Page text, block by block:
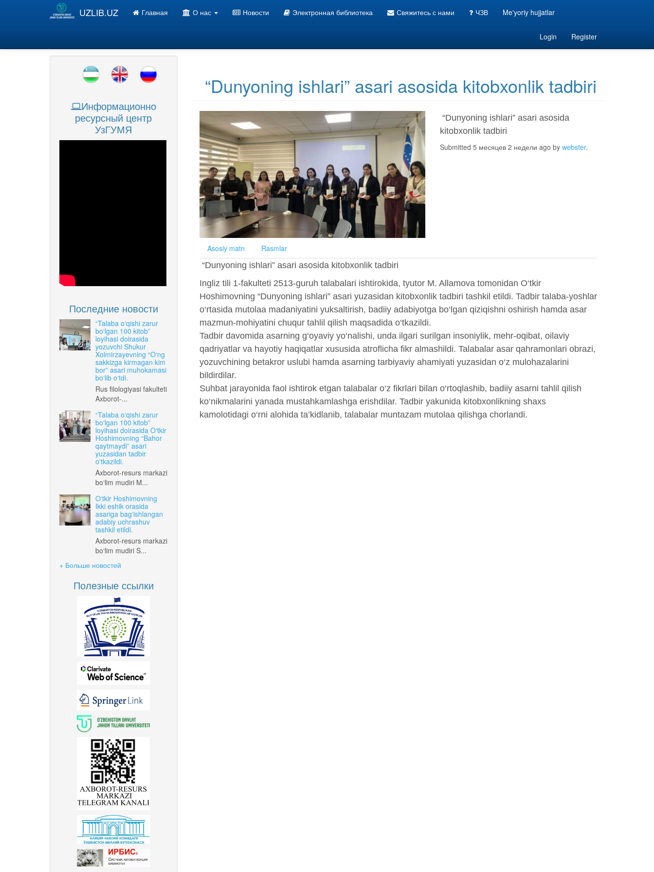
Перейти к основному содержанию
UZLIB.UZ Главная О нас Новости Электронная библиотека Свяжитесь с нами ЧЗВ Me'yoriy hujjatlar
Login Register
“Dunyoning ishlari” asari asosida kitobxonlik tadbiri
“Dunyoning ishlari” asari asosida
kitobxonlik tadbiri
Submitted 5 месяцев 2 недели ago by webster.
Asosiy matn
Rasmlar
“Dunyoning ishlari” asari asosida kitobxonlik tadbiri
Ingliz tili 1-fakulteti 2513-guruh talabalari ishtirokida, tyutor M. Allamova tomonidan O‘tkir
Hoshimovning “Dunyoning ishlari” asari yuzasidan kitobxonlik tadbiri tashkil etildi. Tadbir talaba-yoshlar
o‘rtasida mutolaa madaniyatini yuksaltirish, badiiy adabiyotga bo‘lgan qiziqishni oshirish hamda asar
mazmun-mohiyatini chuqur tahlil qilish maqsadida o‘tkazildi.
Tadbir davomida asarning g‘oyaviy yo‘nalishi, unda ilgari surilgan insoniylik, mehr-oqibat, oilaviy
qadriyatlar va hayotiy haqiqatlar xususida atroflicha fikr almashildi. Talabalar asar qahramonlari obrazi,
yozuvchining betakror uslubi hamda asarning tarbiyaviy ahamiyati yuzasidan o‘z mulohazalarini
bildirdilar.
Suhbat jarayonida faol ishtirok etgan talabalar o‘z fikrlari bilan o‘rtoqlashib, badiiy asarni tahlil qilish
ko‘nikmalarini yanada mustahkamlashga erishdilar. Tadbir yakunida kitobxonlikning shaxs
kamolotidagi o‘rni alohida ta’kidlanib, talabalar muntazam mutolaa qilishga chorlandi.
Информационно
ресурсный центр
УзГУМЯ
Последние новости
“Talaba o‘qishi zarur
bo‘lgan 100 kitob”
loyihasi doirasida
yozuvchi Shukur
Xolmirzayevning “O‘ng
sakkizga kirmagan kim
bor” asari muhokamasi
bo‘lib o‘tdi.
Rus filologiyasi fakulteti
Axborot-...
“Talaba o‘qishi zarur
bo‘lgan 100 kitob”
loyihasi doirasida O‘tkir
Hoshimovning “Bahor
qaytmaydi” asari
yuzasidan tadbir
o‘tkazildi.
Axborot-resurs markazi
bo‘lim mudiri M...
O‘tkir Hoshimovning
Ikki eshik orasida
asariga bag‘ishlangan
adabiy uchrashuv
tashkil etildi.
Axborot-resurs markazi
bo‘lim mudiri S...
+ Больше новостей
Полезные ссылки